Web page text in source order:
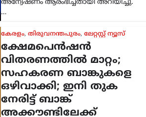
പെൻഷൻ എത്തിക്കുന്ന രീതി
അവസാനിപ്പിച്ച്, തുക നേരിട്ട്…
ട്രെൻഡിംഗ്,ദേശീയം,ലേറ്റസ്റ്റ് ന്യൂസ്
ജെൻ Zഉം ജെൻ
ആൽഫയും കൂടുതൽ
സത്യസന്ധർ; വിദ്യാഭ്യാസ
സംവിധാനത്തിൽ
പരിഷ്കാരം വേണം: